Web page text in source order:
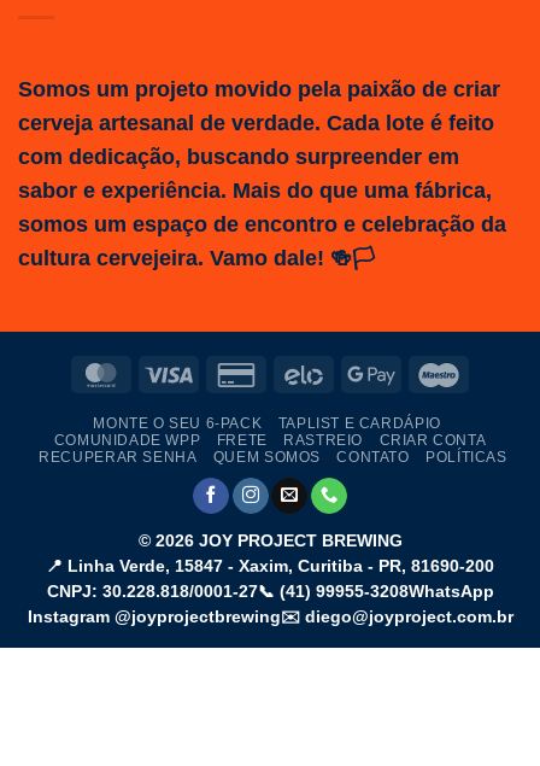
Somos um projeto movido pela paixão de criar
cerveja artesanal de verdade. Cada lote é feito
com dedicação, buscando surpreender em
sabor e experiência. Mais do que uma fábrica,
somos um espaço de encontro e celebração da
cultura cervejeira. Vamo dale! 🍻🏳️
MasterCardVisa
Credit
2
Elo
Google
MONTE O SEU 6-PACK
TAPLIST E CARDÁPIO
COMUNIDADE WPP
FRETE RASTREIO
CRIAR CONTA
RECUPERAR SENHA
QUEM SOMOS CONTATO POLÍTICAS
© 2026 JOY PROJECT BREWING
📍 Linha Verde, 15847 - Xaxim, Curitiba - PR, 81690-200
CNPJ: 30.228.818/0001-27📞 (41) 99955-3208WhatsApp
Instagram @joyprojectbrewing✉️ diego@joyproject.com.br